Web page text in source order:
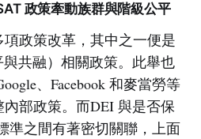
政策牽動族群與階級公平
政策改革，其中之一便是
共融）相關政策。此舉也
、Facebook 和麥當勞等
部政策。而DEI 與是否保
準之間有著密切關聯，上面